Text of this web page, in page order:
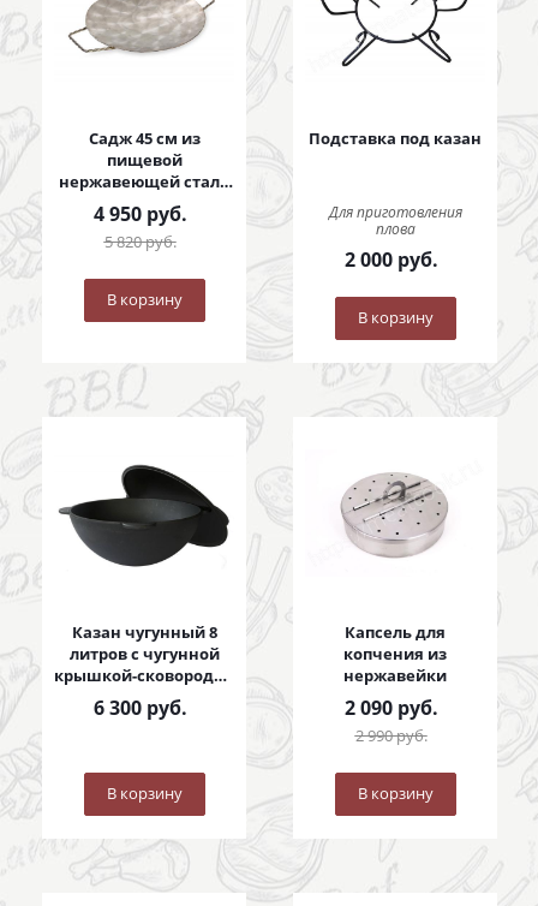
Садж 45 см из
пищевой
нержавеющей стали
с коваными ручками
4 950руб.
5 820руб.
В корзину
Подставка под казан
Для приготовления
плова
2 000руб.
В корзину
Казан чугунный 8
литров с чугунной
крышкой-сковородой
8 литров
6 300руб.
В корзину
Капсель для
копчения из
нержавейки
2 090руб.
2 990руб.
В корзину